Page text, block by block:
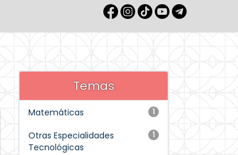
Temas
1
Matemáticas
1
Otras Especialidades
Tecnológicas